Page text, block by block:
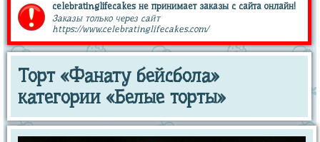
celebratinglifecakes не принимает заказы с сайта онлайн!
Заказы только через сайт
https://www.celebratinglifecakes.com/
Торт «Фанату бейсбола»
категории «Белые торты»